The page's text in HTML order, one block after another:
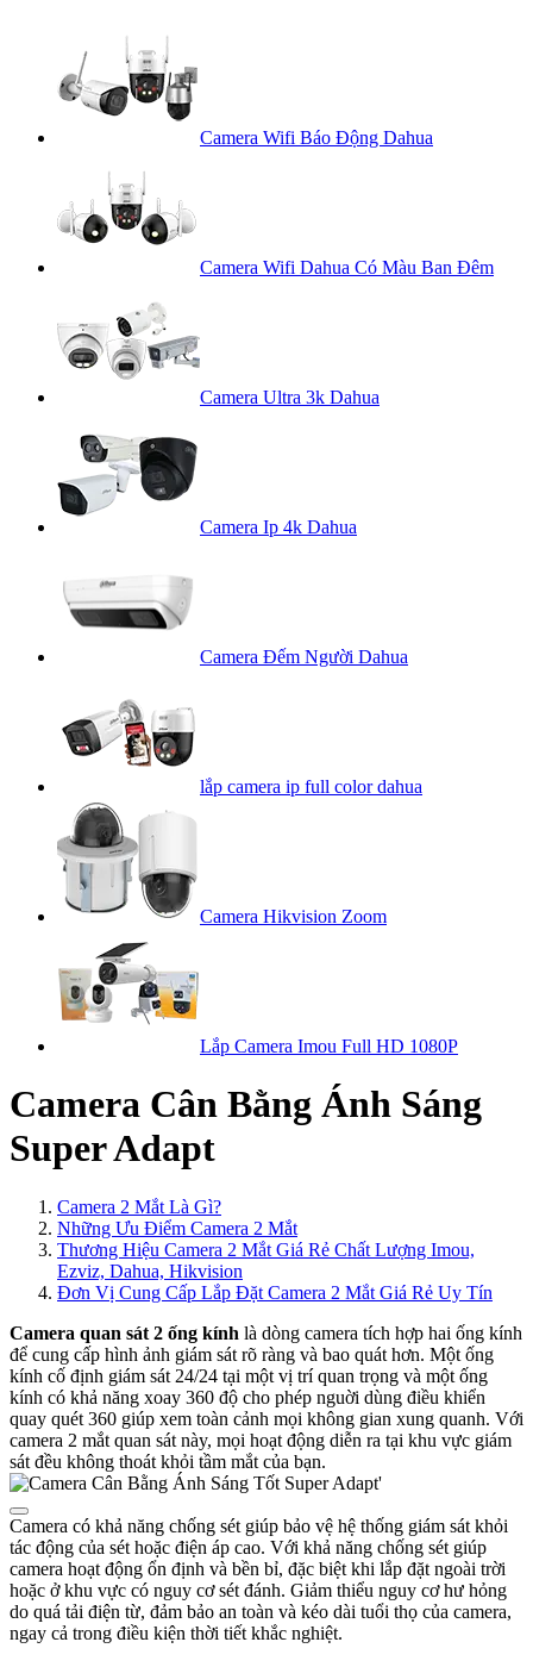
Camera Wifi Báo Động Dahua
Camera Wifi Dahua Có Màu Ban Đêm
Camera Ultra 3k Dahua
Camera Ip 4k Dahua
Camera Đếm Người Dahua
lắp camera ip full color dahua
Camera Hikvision Zoom
Lắp Camera Imou Full HD 1080P
Camera Cân Bằng Ánh Sáng
Super Adapt
Camera 2 Mắt Là Gì?
Những Ưu Điểm Camera 2 Mắt
Thương Hiệu Camera 2 Mắt Giá Rẻ Chất Lượng Imou,
Ezviz, Dahua, Hikvision
Đơn Vị Cung Cấp Lắp Đặt Camera 2 Mắt Giá Rẻ Uy Tín
Camera quan sát 2 ống kính là dòng camera tích hợp hai ống kính
để cung cấp hình ảnh giám sát rõ ràng và bao quát hơn. Một ống
kính cố định giám sát 24/24 tại một vị trí quan trọng và một ống
kính có khả năng xoay 360 độ cho phép nguời dùng điều khiển
quay quét 360 giúp xem toàn cảnh mọi không gian xung quanh. Với
camera 2 mắt quan sát này, mọi hoạt động diễn ra tại khu vực giám
sát đều không thoát khỏi tầm mắt của bạn.
'
Camera có khả năng chống sét giúp bảo vệ hệ thống giám sát khỏi
tác động của sét hoặc điện áp cao. Với khả năng chống sét giúp
camera hoạt động ổn định và bền bỉ, đặc biệt khi lắp đặt ngoài trời
hoặc ở khu vực có nguy cơ sét đánh. Giảm thiểu nguy cơ hư hỏng
do quá tải điện từ, đảm bảo an toàn và kéo dài tuổi thọ của camera,
ngay cả trong điều kiện thời tiết khắc nghiệt.